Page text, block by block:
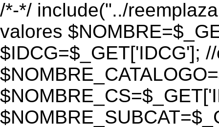
/*-*/ include("../
valores
$IDCG=$_GET['IDCG'];